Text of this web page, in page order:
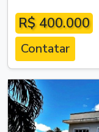
R$ 400.000
Contatar